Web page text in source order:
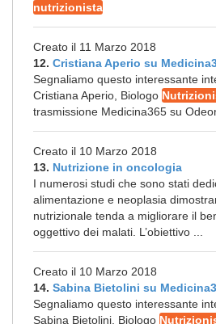
nutrizionista
Creato il 11 Marzo 2018
12. Cristiana Aperio su
Segnaliamo questo interessante
Cristiana Aperio, Biologo
trasmissione Medicina365 su
Creato il 10 Marzo 2018
13. Nutrizione in oncologia
I numerosi studi che sono stati
alimentazione e neoplasia
nutrizionale tenda a migliorare il
oggettivo dei malati. L’obiettivo ...
Creato il 10 Marzo 2018
14. Sabina Bietolini su
Segnaliamo questo interessante
Sabina Bietolini, Biologo